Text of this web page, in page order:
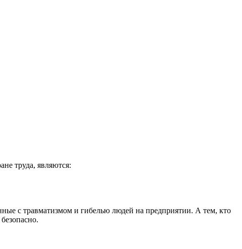
труда, являются:
с травматизмом и гибелью людей на предприятии. А тем, кто